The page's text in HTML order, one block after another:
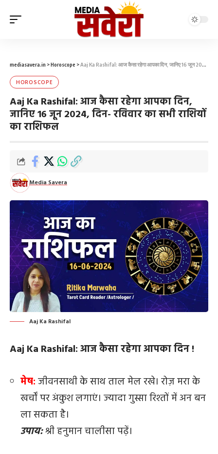
mediasavera.in >Horoscope >Aaj Ka Rashifal: आज कैसा रहेगा आपका दिन, जान‍िए 16 जून 2024, दिन- रविवार का सभी राश‍ियों का राश‍िफल
HOROSCOPE
Aaj Ka Rashifal: आज कैसा रहेगा आपका दिन,
जान‍िए 16 जून 2024, दिन- रविवार का सभी राश‍ियों
का राश‍िफल
Media Savera
Aaj Ka Rashifal
Aaj Ka Rashifal: आज कैसा रहेगा आपका दिन !
मेष:जीवनसाथी के साथ ताल मेल रखे। रोज़ मरा के
खर्चों पर अंकुश लगाएं। ज्यादा गुस्सा रिश्तों में अन बन
ला सकता है।
उपाय:श्री हनुमान चालीसा पढ़ें।